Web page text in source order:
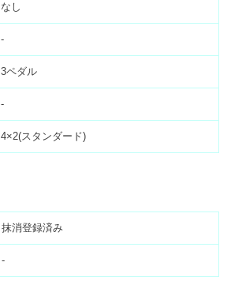
なし
-
3ペダル
-
4×2(スタンダード)
抹消登録済み
-